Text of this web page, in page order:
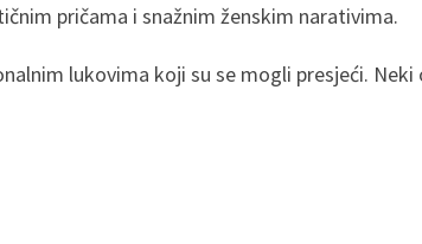
pričama i snažnim ženskim narativima.
lukovima koji su se mogli presjeći.